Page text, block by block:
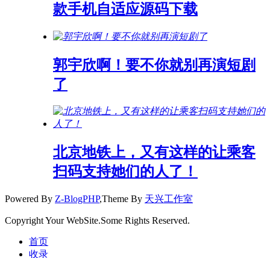
款手机自适应源码下载
郭宇欣啊！要不你就别再演短剧
了
北京地铁上，又有这样的让乘客
扫码支持她们的人了！
Powered By Z-BlogPHP,Theme By 天兴工作室
Copyright Your WebSite.Some Rights Reserved.
首页
收录